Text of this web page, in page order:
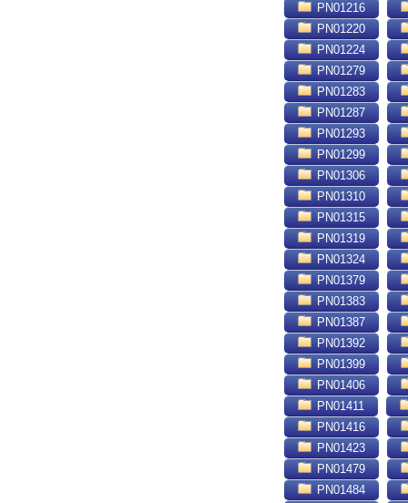
PN01216
PN01220
PN01224
PN01279
PN01283
PN01287
PN01293
PN01299
PN01306
PN01310
PN01315
PN01319
PN01324
PN01379
PN01383
PN01387
PN01392
PN01399
PN01406
PN01411
PN01416
PN01423
PN01479
PN01484